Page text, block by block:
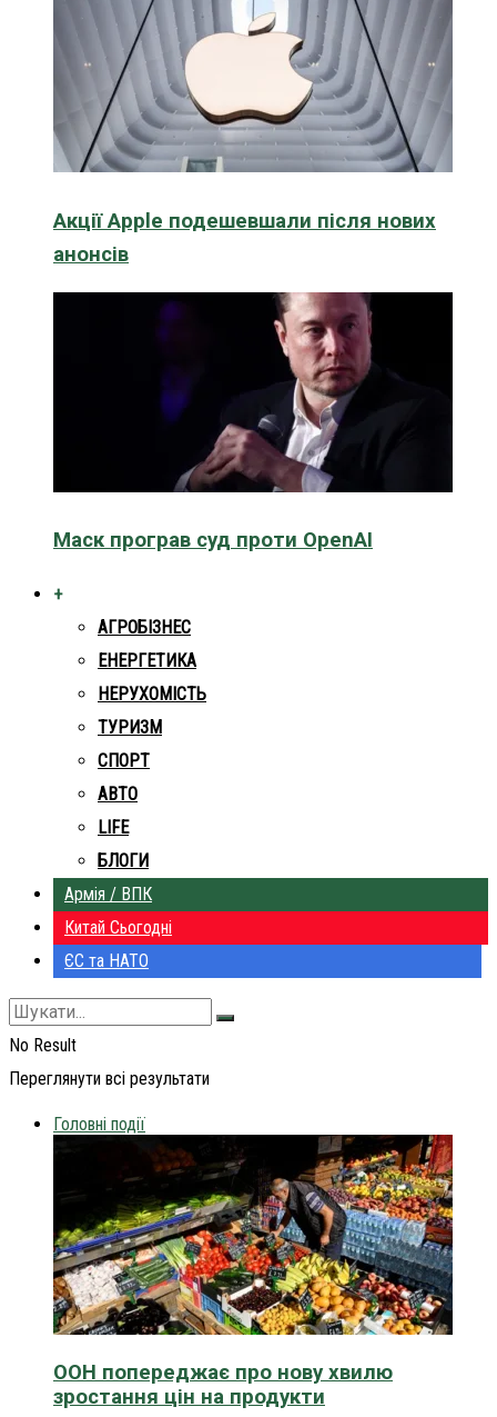
Акції Apple подешевшали після нових
анонсів
Маск програв суд проти OpenAI
+
АГРОБІЗНЕС
ЕНЕРГЕТИКА
НЕРУХОМІСТЬ
ТУРИЗМ
СПОРТ
АВТО
LIFE
БЛОГИ
Армія / ВПК
Китай Сьогодні
ЄС та НАТО
No Result
Переглянути всі результати
Головні події
ООН попереджає про нову хвилю
зростання цін на продукти